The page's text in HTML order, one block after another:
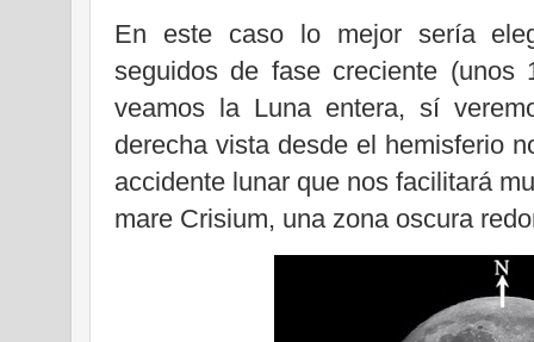
En este caso lo mejor sería
seguidos de fase creciente
veamos la Luna entera, sí
derecha vista desde el hemisferio
accidente lunar que nos facilitará
mare Crisium, una zona oscura